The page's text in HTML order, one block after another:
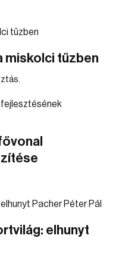
miskolci tűzben
elhunyt